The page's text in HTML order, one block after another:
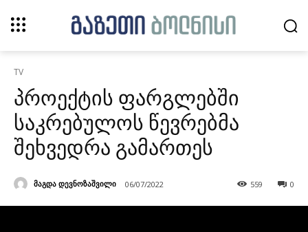
TV
პროექტის ფარგლებში
საკრებულოს წევრებმა
შეხვედრა გამართეს
მაგდა დევნოზაშვილი 06/07/2022 0
559